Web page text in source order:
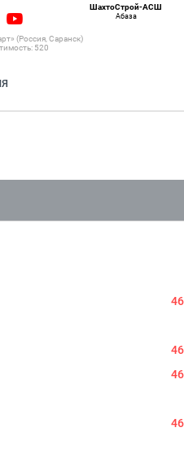
ШахтоСтрой-АСШ
Абаза
(Россия, Саранск)
520